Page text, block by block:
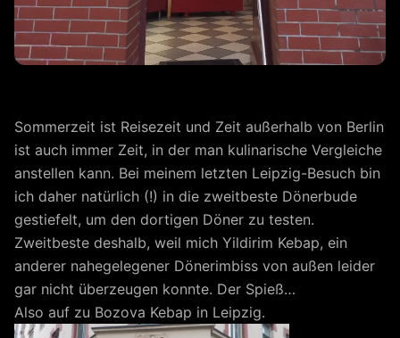
Sommerzeit ist Reisezeit und Zeit außerhalb von Berlin
ist auch immer Zeit, in der man kulinarische Vergleiche
anstellen kann. Bei meinem letzten Leipzig-Besuch bin
ich daher natürlich (!) in die zweitbeste Dönerbude
gestiefelt, um den dortigen Döner zu testen.
Zweitbeste deshalb, weil mich Yildirim Kebap, ein
anderer nahegelegener Dönerimbiss von außen leider
gar nicht überzeugen konnte. Der Spieß…
Also auf zu Bozova Kebap in Leipzig.